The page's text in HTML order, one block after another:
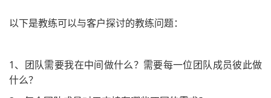
以下是教练可以与客户探讨的教练问题：
1、团队需要我在中间做什么？需要每一位团队成员彼此做
什么？